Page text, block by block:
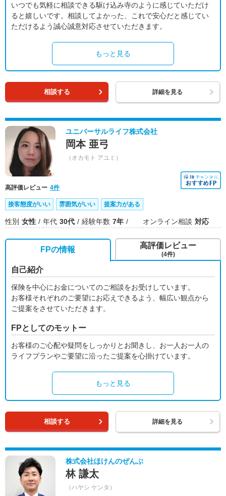
いつでも気軽に相談できる駆け込み寺のように感じていただけ
ると嬉しいです。相談してよかった、これで安心だと感じてい
ただけるよう誠心誠意対応させていただきます。
もっと見る
相談する 詳細を見る
ユニバーサルライフ株式会社
岡本 亜弓
（オカモト アユミ）
高評価レビュー 4件
接客態度がいい 雰囲気がいい 提案力がある
性別 女性 年代 30代 経験年数 7年 オンライン相談 対応
FPの情報
自己紹介
保険を中心にお金についてのご相談をお受けしています。
お客様それぞれのご要望にお応えできるよう、幅広い観点から
ご提案をさせていただきます。
FPとしてのモットー
お客様のご心配や疑問をしっかりとお聞きし、お一人お一人の
ライフプランやご要望に沿ったご提案を心掛けています。
もっと見る
高評価レビュー
(4件)
相談する 詳細を見る
株式会社ほけんのぜんぶ
林 謙太
（ハヤシ ケンタ）